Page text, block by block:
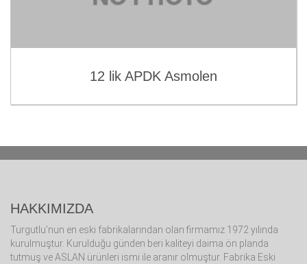
12 lik APDK Asmolen
HAKKIMIZDA
Turgutlu’nun en eski fabrikalarından olan firmamız 1972 yılında
kurulmuştur. Kurulduğu günden beri kaliteyi daima ön planda
tutmuş ve ASLAN ürünleri ismi ile aranır olmuştur. Fabrika Eski